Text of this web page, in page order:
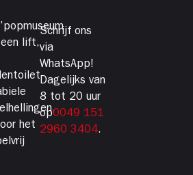
lift,
het
Schrijf ons
via
WhatsApp!
Dagelijks van
8 tot 20 uur
op0049 151
2960 3404.